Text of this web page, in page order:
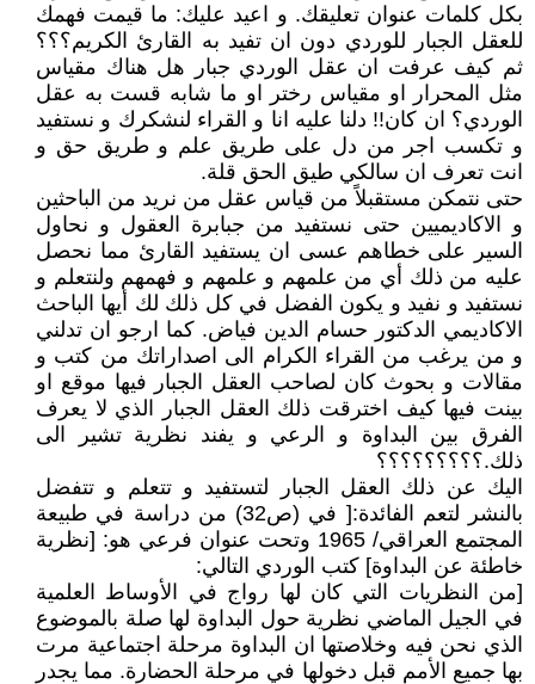
بكل كلمات عنوان تعليقك. و اعيد عليك: ما قيمت فهمك
للعقل الجبار للوردي دون ان تفيد به القارئ الكريم؟؟؟
ثم كيف عرفت ان عقل الوردي جبار هل هناك مقياس
مثل المحرار او مقياس رختر او ما شابه قست به عقل
الوردي؟ ان كان!! دلنا عليه انا و القراء لنشكرك و نستفيد
و تكسب اجر من دل على طريق علم و طريق حق و
انت تعرف ان سالكي طيق الحق قلة.
حتى نتمكن مستقبلاً من قياس عقل من نريد من الباحثين
و الاكاديميين حتى نستفيد من جبابرة العقول و نحاول
السير على خطاهم عسى ان يستفيد القارئ مما نحصل
عليه من ذلك أي من علمهم و علمهم و فهمهم ولنتعلم و
نستفيد و نفيد و يكون الفضل في كل ذلك لك أيها الباحث
الاكاديمي الدكتور حسام الدين فياض. كما ارجو ان تدلني
و من يرغب من القراء الكرام الى اصداراتك من كتب و
مقالات و بحوث كان لصاحب العقل الجبار فيها موقع او
بينت فيها كيف اخترقت ذلك العقل الجبار الذي لا يعرف
الفرق بين البداوة و الرعي و يفند نظرية تشير الى
ذلك.؟؟؟؟؟؟؟؟؟
اليك عن ذلك العقل الجبار لتستفيد و تتعلم و تتفضل
بالنشر لتعم الفائدة:[ في (ص32) من دراسة في طبيعة
المجتمع العراقي/ 1965 وتحت عنوان فرعي هو: [نظرية
خاطئة عن البداوة] كتب الوردي التالي:
[من النظريات التي كان لها رواج في الأوساط العلمية
في الجيل الماضي نظرية حول البداوة لها صلة بالموضوع
الذي نحن فيه وخلاصتها ان البداوة مرحلة اجتماعية مرت
بها جميع الأمم قبل دخولها في مرحلة الحضارة. مما يجدر